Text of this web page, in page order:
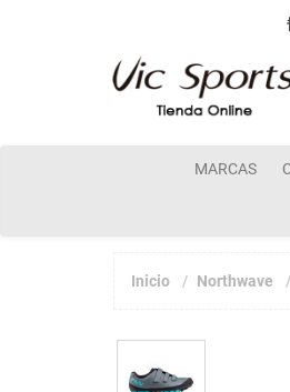
MARCAS
Inicio Northwave